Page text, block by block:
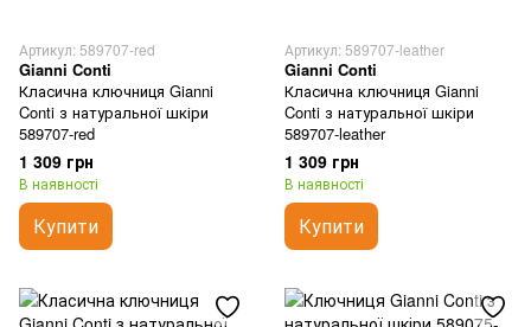
Артикул: 589707-red
Gianni Conti
Класична ключниця Gianni
Conti з натуральної шкіри
589707-red
1 309 грн
В наявності
Купити
Артикул: 589707-leather
Gianni Conti
Класична ключниця Gianni
Conti з натуральної шкіри
589707-leather
1 309 грн
В наявності
Купити